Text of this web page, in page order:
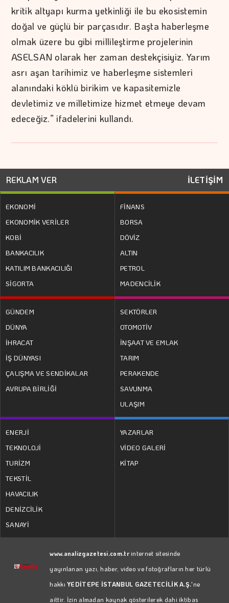
kritik altyapı kurma yetkinliği ile bu ekosistemin
doğal ve güçlü bir parçasıdır. Başta haberleşme
olmak üzere bu gibi millileştirme projelerinin
ASELSAN olarak her zaman destekçisiyiz. Yarım
asrı aşan tarihimiz ve haberleşme sistemleri
alanındaki köklü birikim ve kapasitemizle
devletimiz ve milletimize hizmet etmeye devam
edeceğiz.” ifadelerini kullandı.
REKLAM VER İLETİŞİM
EKONOMİ
EKONOMİK VERİLER
KOBİ
BANKACILIK
KATILIM BANKACILIĞI
SİGORTA
FİNANS
BORSA
DÖVİZ
ALTIN
PETROL
MADENCİLİK
GÜNDEM
DÜNYA
İHRACAT
İŞ DÜNYASI
ÇALIŞMA VE SENDİKALAR
AVRUPA BİRLİĞİ
SEKTÖRLER
OTOMOTİV
İNŞAAT VE EMLAK
TARIM
PERAKENDE
SAVUNMA
ULAŞIM
ENERJİ
TEKNOLOJİ
TURİZM
TEKSTİL
HAVACILIK
DENİZCİLİK
SANAYİ
YAZARLAR
VİDEO GALERİ
KİTAP
www.analizgazetesi.com.trinternet sitesinde
yayınlanan yazı, haber, video ve fotoğrafların her türlü
hakkıYEDİTEPE İSTANBUL GAZETECİLİK A.Ş.'ne
aittir. İzin almadan kaynak gösterilerek dahi iktibas